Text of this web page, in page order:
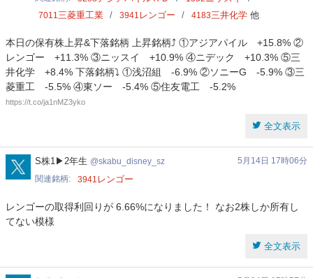
7011三菱重工業 3941 レンゴー 4183三井化学 他
本日の保有株上昇&下落銘柄 上昇銘柄⤴️ ①アジアパイル +15.8% ②
レンゴー +11.3% ③ニッスイ +10.9% ④ニデック +10.3% ⑤三
井化学 +8.4% 下落銘柄⤵️ ①浅沼組 -6.9% ②ソニーG -5.9% ③三
菱重工 -5.5% ④東ソー -5.4% ⑤住友電工 -5.2%
https://t.co/ja1nMZ3yko
全文表示
skabu_disney_sz
S株1▶2年生 skabu_disney_sz
5月14日 17時06分
関連銘柄
3941 レンゴー
レンゴーの取得利回りが 6.66%になりました！ なお2株しか所有し
てない模様
全文表示